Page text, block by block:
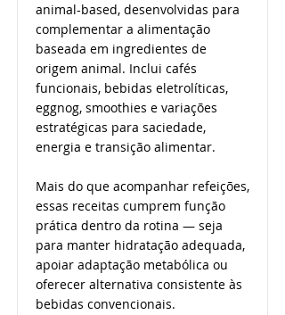
animal-based, desenvolvidas para
complementar a alimentação
baseada em ingredientes de
origem animal. Inclui cafés
funcionais, bebidas eletrolíticas,
eggnog, smoothies e variações
estratégicas para saciedade,
energia e transição alimentar.
Mais do que acompanhar refeições,
essas receitas cumprem função
prática dentro da rotina — seja
para manter hidratação adequada,
apoiar adaptação metabólica ou
oferecer alternativa consistente às
bebidas convencionais.